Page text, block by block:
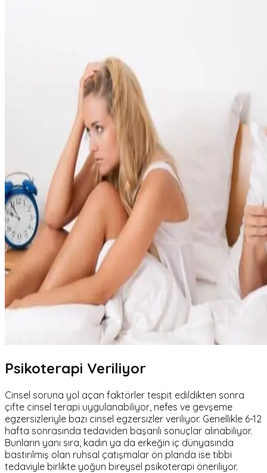
Psikoterapi Veriliyor
Cinsel soruna yol açan faktörler tespit edildikten sonra
çifte cinsel terapi uygulanabiliyor, nefes ve gevşeme
egzersizleriyle bazı cinsel egzersizler veriliyor. Genellikle 6-12
hafta sonrasında tedaviden başarılı sonuçlar alınabiliyor.
Bunların yanı sıra, kadın ya da erkeğin iç dünyasında
bastırılmış olan ruhsal çatışmalar ön planda ise tıbbi
tedaviyle birlikte yoğun bireysel psikoterapi öneriliyor.